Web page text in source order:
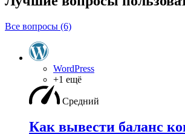
Все вопросы (6)
WordPress
+1 ещё
Средний
Как вывести баланс